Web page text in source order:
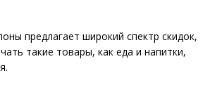
предлагает широкий спектр скидок,
такие товары, как еда и напитки,